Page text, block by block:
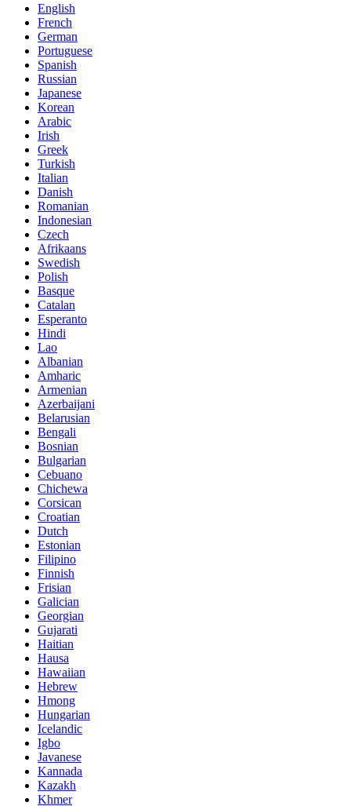
English
French
German
Portuguese
Spanish
Russian
Japanese
Korean
Arabic
Irish
Greek
Turkish
Italian
Danish
Romanian
Indonesian
Czech
Afrikaans
Swedish
Polish
Basque
Catalan
Esperanto
Hindi
Lao
Albanian
Amharic
Armenian
Azerbaijani
Belarusian
Bengali
Bosnian
Bulgarian
Cebuano
Chichewa
Corsican
Croatian
Dutch
Estonian
Filipino
Finnish
Frisian
Galician
Georgian
Gujarati
Haitian
Hausa
Hawaiian
Hebrew
Hmong
Hungarian
Icelandic
Igbo
Javanese
Kannada
Kazakh
Khmer